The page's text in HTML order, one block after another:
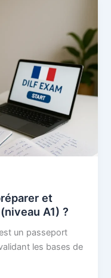
et
A1) ?
un passeport
les bases de